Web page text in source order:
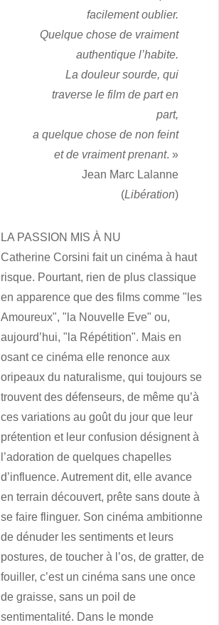
facilement oublier.
Quelque chose de vraiment
authentique l’habite.
La douleur sourde, qui
traverse le film de part en
part,
a quelque chose de non feint
et de vraiment prenant. »
Jean Marc Lalanne
(Libération)
LA PASSION MIS À NU
Catherine Corsini fait un cinéma à haut
risque. Pourtant, rien de plus classique
en apparence que des films comme "les
Amoureux", "la Nouvelle Eve" ou,
aujourd’hui, "la Répétition". Mais en
osant ce cinéma elle renonce aux
oripeaux du naturalisme, qui toujours se
trouvent des défenseurs, de même qu’à
ces variations au goût du jour que leur
prétention et leur confusion désignent à
l’adoration de quelques chapelles
d’influence. Autrement dit, elle avance
en terrain découvert, prête sans doute à
se faire flinguer. Son cinéma ambitionne
de dénuder les sentiments et leurs
postures, de toucher à l’os, de gratter, de
fouiller, c’est un cinéma sans une once
de graisse, sans un poil de
sentimentalité. Dans le monde